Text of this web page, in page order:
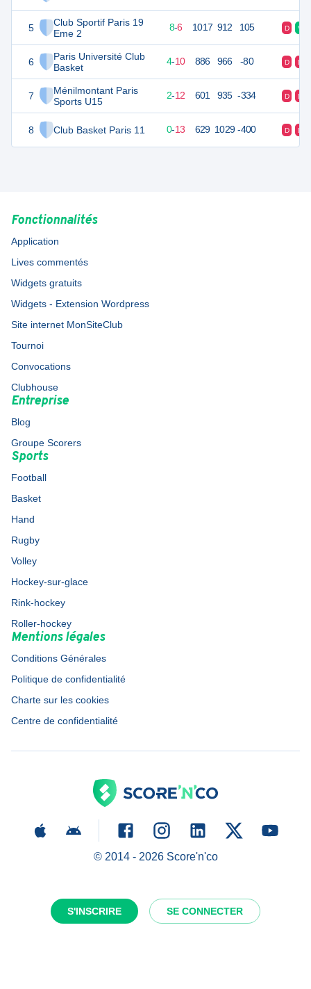
S'INSCRIRE SE CONNECTER
5
Club Sportif Paris 19
Eme 2
6
Paris Université Club
Basket
7
Ménilmontant Paris
Sports U15
8 Club Basket Paris 11
22 8-6 1017 912 105 D V
18 14 4-10 886 966 -80 D D
16 2-12 601 935 -334 D D
13 0-13 629 1029 -400 D D
Fonctionnalités
Application
Lives commentés
Widgets gratuits
Widgets - Extension Wordpress
Site internet MonSiteClub
Tournoi
Convocations
Clubhouse
Entreprise
Blog
Groupe Scorers
Sports
Football
Basket
Hand
Rugby
Volley
Hockey-sur-glace
Rink-hockey
Roller-hockey
Mentions légales
Conditions Générales
Politique de confidentialité
Charte sur les cookies
Centre de confidentialité
© 2014 - 2026Score'n'co